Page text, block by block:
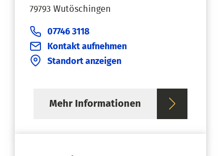
79793 Wutöschingen
07746 3118
Kontakt aufnehmen
Standort anzeigen
Mehr Informationen